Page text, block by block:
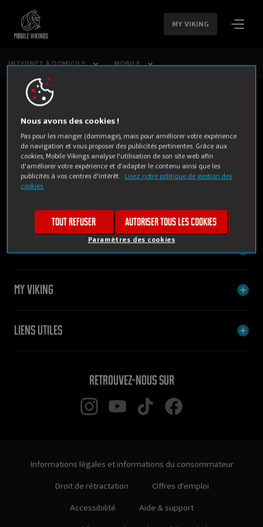
SAUTER LA
NAVIGATION
MY VIKING
INTERNET À DOMICILE MOBILE
Mobile Vikings
My Viking
Liens utiles
Retrouvez-nous sur
Informations légales et informations du consommateur
Droit de rétractation Offres d'emploi
Accessibilité Aide & support
Nous avons des cookies !
Pas pour les manger (dommage), mais pour améliorer votre expérience
de navigation et vous proposer des publicités pertinentes. Grâce aux
cookies, Mobile Vikings analyse l'utilisation de son site web afin
d'améliorer votre expérience et d’adapter le contenu ainsi que les
publicités à vos centres d'intérêt.
Lisez notre politique de gestion des
cookies.
Paramètres des cookies
Tout refuser Autoriser tous les cookies